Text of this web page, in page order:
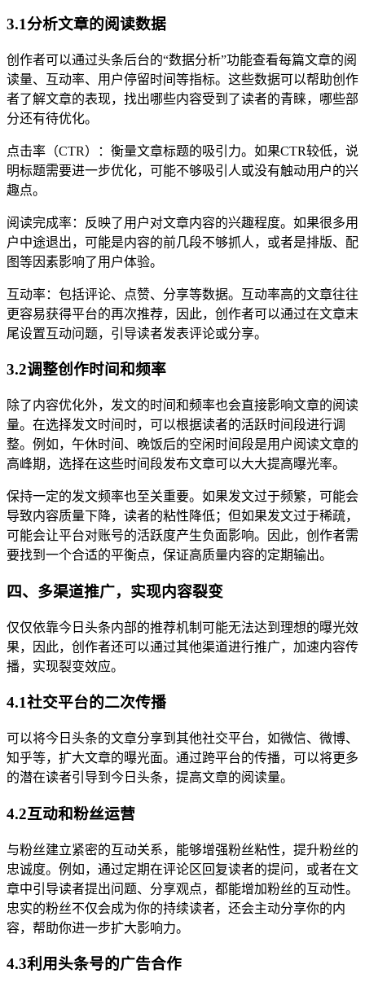
3.1分析文章的阅读数据
创作者可以通过头条后台的“数据分析”功能查看每篇文章的阅
读量、互动率、用户停留时间等指标。这些数据可以帮助创作
者了解文章的表现，找出哪些内容受到了读者的青睐，哪些部
分还有待优化。
点击率（CTR）：衡量文章标题的吸引力。如果CTR较低，说
明标题需要进一步优化，可能不够吸引人或没有触动用户的兴
趣点。
阅读完成率：反映了用户对文章内容的兴趣程度。如果很多用
户中途退出，可能是内容的前几段不够抓人，或者是排版、配
图等因素影响了用户体验。
互动率：包括评论、点赞、分享等数据。互动率高的文章往往
更容易获得平台的再次推荐，因此，创作者可以通过在文章末
尾设置互动问题，引导读者发表评论或分享。
3.2调整创作时间和频率
除了内容优化外，发文的时间和频率也会直接影响文章的阅读
量。在选择发文时间时，可以根据读者的活跃时间段进行调
整。例如，午休时间、晚饭后的空闲时间段是用户阅读文章的
高峰期，选择在这些时间段发布文章可以大大提高曝光率。
保持一定的发文频率也至关重要。如果发文过于频繁，可能会
导致内容质量下降，读者的粘性降低；但如果发文过于稀疏，
可能会让平台对账号的活跃度产生负面影响。因此，创作者需
要找到一个合适的平衡点，保证高质量内容的定期输出。
四、多渠道推广，实现内容裂变
仅仅依靠今日头条内部的推荐机制可能无法达到理想的曝光效
果，因此，创作者还可以通过其他渠道进行推广，加速内容传
播，实现裂变效应。
4.1社交平台的二次传播
可以将今日头条的文章分享到其他社交平台，如微信、微博、
知乎等，扩大文章的曝光面。通过跨平台的传播，可以将更多
的潜在读者引导到今日头条，提高文章的阅读量。
4.2互动和粉丝运营
与粉丝建立紧密的互动关系，能够增强粉丝粘性，提升粉丝的
忠诚度。例如，通过定期在评论区回复读者的提问，或者在文
章中引导读者提出问题、分享观点，都能增加粉丝的互动性。
忠实的粉丝不仅会成为你的持续读者，还会主动分享你的内
容，帮助你进一步扩大影响力。
4.3利用头条号的广告合作